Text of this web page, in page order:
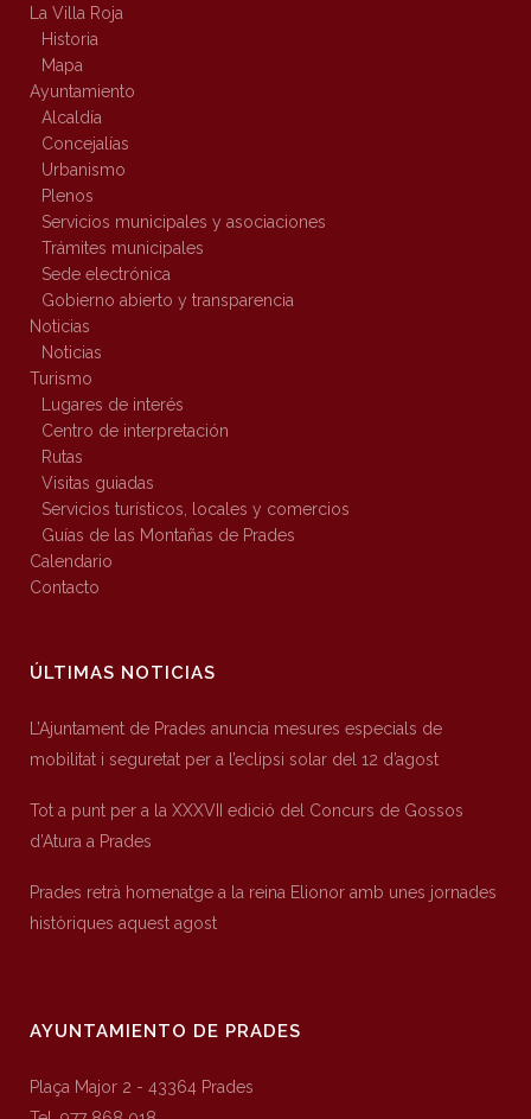
La Villa Roja
Historia
Mapa
Ayuntamiento
Alcaldía
Concejalías
Urbanismo
Plenos
Servicios municipales y asociaciones
Trámites municipales
Sede electrónica
Gobierno abierto y transparencia
Noticias
Noticias
Turismo
Lugares de interés
Centro de interpretación
Rutas
Visitas guiadas
Servicios turísticos, locales y comercios
Guías de las Montañas de Prades
Calendario
Contacto
ÚLTIMAS NOTICIAS
L’Ajuntament de Prades anuncia mesures especials de
mobilitat i seguretat per a l’eclipsi solar del 12 d’agost
Tot a punt per a la XXXVII edició del Concurs de Gossos
d’Atura a Prades
Prades retrà homenatge a la reina Elionor amb unes jornades
històriques aquest agost
AYUNTAMIENTO DE PRADES
Plaça Major 2 - 43364 Prades